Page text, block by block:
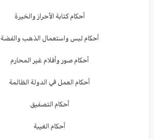
أحكام کتابة‌ الأحراز والخيرة
أحكام لبس واستعمال الذهب والفضة
أحكام صور وأفلام غير المحارم
أحكام العمل في الدولة الظالمة
أحكام التصفيق
أحكام الغيبة